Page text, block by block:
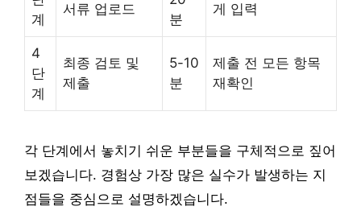
계
서류 업로드
분
게 입력
4
단
계
최종 검토 및
제출
5-10
분
제출 전 모든 항목
재확인
각 단계에서 놓치기 쉬운 부분들을 구체적으로 짚어
보겠습니다. 경험상 가장 많은 실수가 발생하는 지
점들을 중심으로 설명하겠습니다.